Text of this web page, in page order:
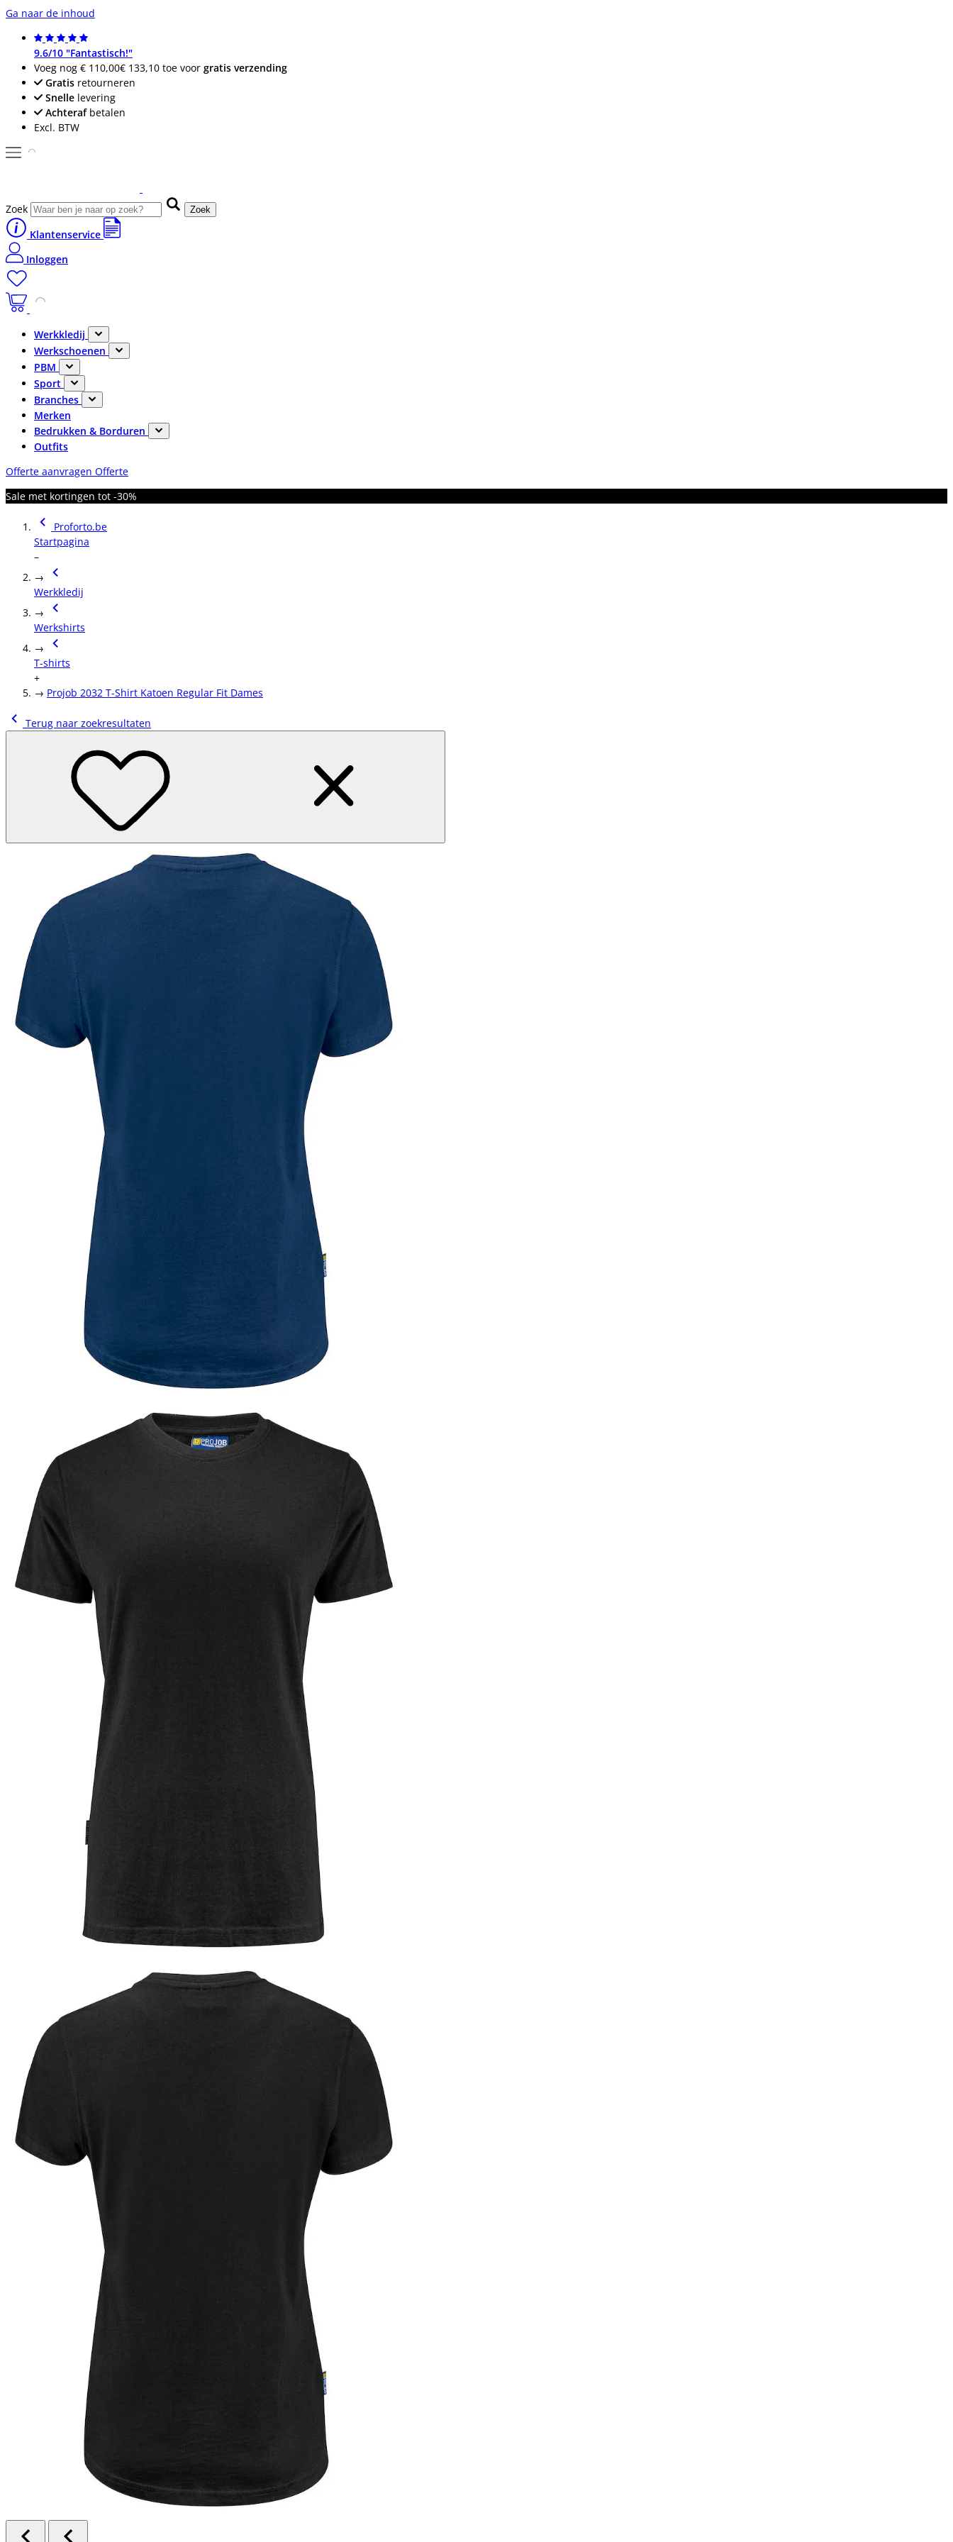
Ga naar de inhoud
9.6/10 "Fantastisch!"
Voeg nog € 110,00€ 133,10 toe voor gratis verzending
Gratis retourneren
Snelle levering
Achterafbetalen
Excl. BTW
Zoek Zoek
Klantenservice
Inloggen
Werkkledij
Werkschoenen
PBM
Sport
Branches
Merken
Bedrukken & Borduren
Outfits
Offerte aanvragen Offerte
Sale met kortingen tot -30%
Proforto.be
Startpagina
–
→
Werkkledij
→
Werkshirts
→
T-shirts
+
→ Projob 2032 T-Shirt Katoen Regular Fit Dames
Terug naar zoekresultaten